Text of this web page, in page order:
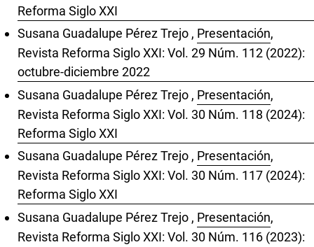
Reforma Siglo XXI
Susana Guadalupe Pérez Trejo , Presentación,
Revista Reforma Siglo XXI: Vol. 29 Núm. 112 (2022):
octubre-diciembre 2022
Susana Guadalupe Pérez Trejo , Presentación,
Revista Reforma Siglo XXI: Vol. 30 Núm. 118 (2024):
Reforma Siglo XXI
Susana Guadalupe Pérez Trejo , Presentación,
Revista Reforma Siglo XXI: Vol. 30 Núm. 117 (2024):
Reforma Siglo XXI
Susana Guadalupe Pérez Trejo , Presentación,
Revista Reforma Siglo XXI: Vol. 30 Núm. 116 (2023):